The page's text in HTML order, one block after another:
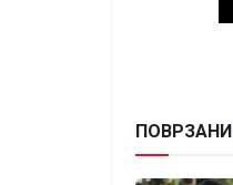
ПОВРЗАНИ